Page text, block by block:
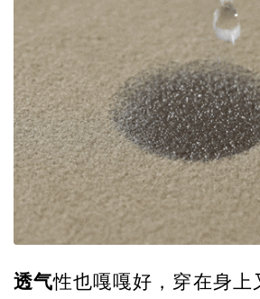
透气性也嘎嘎好，穿在身上